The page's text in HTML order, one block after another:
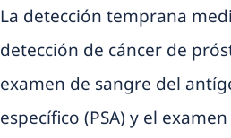
La detección temprana
detección de cáncer de
examen de sangre del
específico (PSA) y el